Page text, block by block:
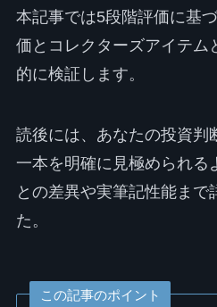
本記事では5段階評価に基
価とコレクターズアイテム
的に検証します。
読後には、あなたの投資判
一本を明確に見極められる
との差異や実筆記性能まで
た。
この記事のポイント